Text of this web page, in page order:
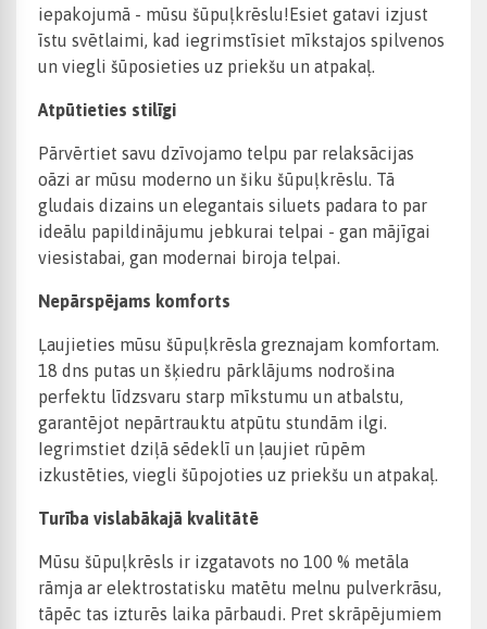
iepakojumā - mūsu šūpuļkrēslu!Esiet gatavi izjust
īstu svētlaimi, kad iegrimstīsiet mīkstajos spilvenos
un viegli šūposieties uz priekšu un atpakaļ.
Atpūtieties stilīgi
Pārvērtiet savu dzīvojamo telpu par relaksācijas
oāzi ar mūsu moderno un šiku šūpuļkrēslu. Tā
gludais dizains un elegantais siluets padara to par
ideālu papildinājumu jebkurai telpai - gan mājīgai
viesistabai, gan modernai biroja telpai.
Nepārspējams komforts
Ļaujieties mūsu šūpuļkrēsla greznajam komfortam.
18 dns putas un šķiedru pārklājums nodrošina
perfektu līdzsvaru starp mīkstumu un atbalstu,
garantējot nepārtrauktu atpūtu stundām ilgi.
Iegrimstiet dziļā sēdeklī un ļaujiet rūpēm
izkustēties, viegli šūpojoties uz priekšu un atpakaļ.
Turība vislabākajā kvalitātē
Mūsu šūpuļkrēsls ir izgatavots no 100 % metāla
rāmja ar elektrostatisku matētu melnu pulverkrāsu,
tāpēc tas izturēs laika pārbaudi. Pret skrāpējumiem